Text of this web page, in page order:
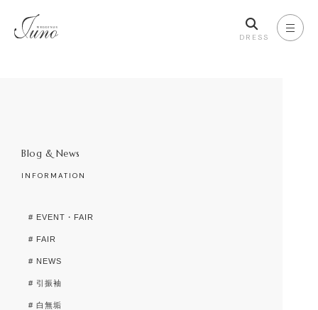
DRESS
Blog & News
INFORMATION
# EVENT・FAIR
# FAIR
# NEWS
# 引振袖
# 白無垢